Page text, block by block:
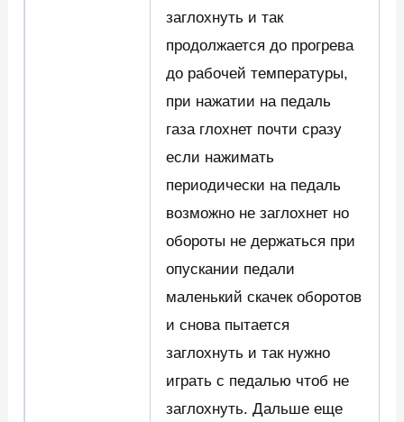
заглохнуть и так
продолжается до прогрева
до рабочей температуры,
при нажатии на педаль
газа глохнет почти сразу
если нажимать
периодически на педаль
возможно не заглохнет но
обороты не держаться при
опускании педали
маленький скачек оборотов
и снова пытается
заглохнуть и так нужно
играть с педалью чтоб не
заглохнуть. Дальше еще